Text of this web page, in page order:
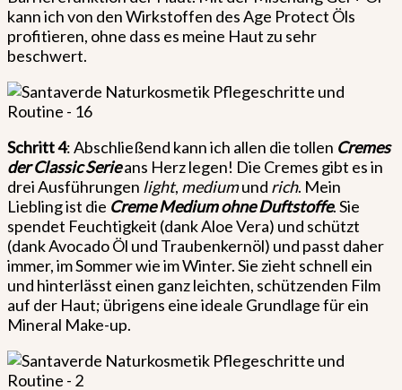
kann ich von den Wirkstoffen des Age Protect Öls
profitieren, ohne dass es meine Haut zu sehr
beschwert.
Schritt 4: Abschließend kann ich allen die tollen Cremes
der Classic Serieans Herz legen! Die Cremes gibt es in
drei Ausführungen light, mediumund rich. Mein
Liebling ist die Creme Medium ohne Duftstoffe. Sie
spendet Feuchtigkeit (dank Aloe Vera) und schützt
(dank Avocado Öl und Traubenkernöl) und passt daher
immer, im Sommer wie im Winter. Sie zieht schnell ein
und hinterlässt einen ganz leichten, schützenden Film
auf der Haut; übrigens eine ideale Grundlage für ein
Mineral Make-up.